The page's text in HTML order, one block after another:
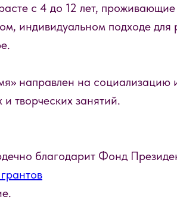
с 4 до 12 лет,
индивидуальном подходе для
направлен на социализацию
творческих занятий.
благодарит Фонд